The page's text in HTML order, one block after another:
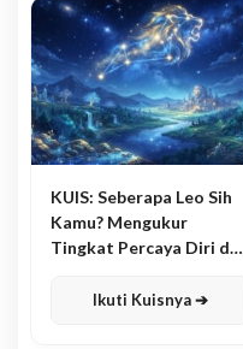
KUIS: Seberapa Leo Sih
Kamu? Mengukur
Tingkat Percaya Diri dan
Ikuti Kuisnya ➔